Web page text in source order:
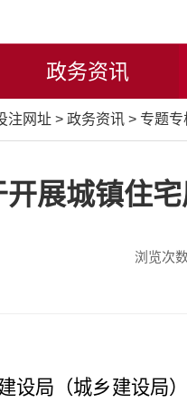
政务资讯
注网址 > 政务资讯 > 专题专
开展城镇住
浏览次数
设局（城乡建设局